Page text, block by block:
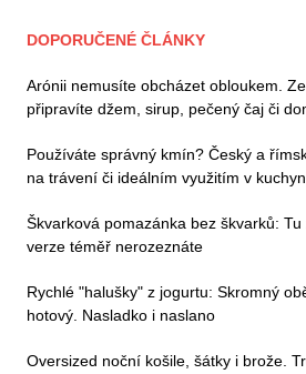
DOPORUČENÉ ČLÁNKY
Arónii nemusíte obcházet obloukem.
připravíte džem, sirup, pečený čaj či
Používáte správný kmín? Český a
na trávení či ideálním využitím v
Škvarková pomazánka bez škvarků:
verze téměř nerozeznáte
Rychlé "halušky" z jogurtu: Skromný
hotový. Nasladko i naslano
Oversized noční košile, šátky i brože.